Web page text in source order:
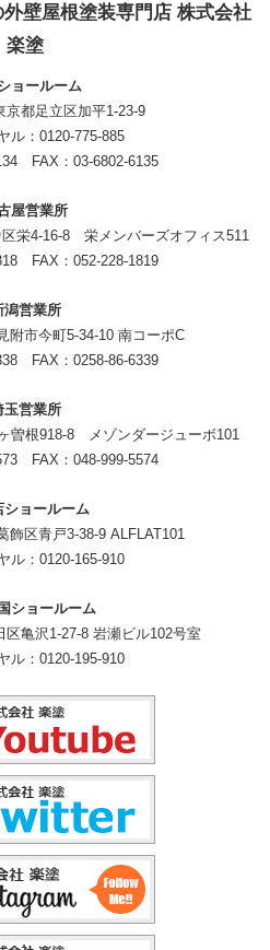
壁屋根塗装専門店 株式会社
楽塗
ョールーム
都足立区加平1-23-9
ル：0120-775-885
FAX：03-6802-6135
屋営業所
栄4-16-8 栄メンバーズオフィス511
FAX：052-228-1819
潟営業所
市今町5-34-10 南コーポC
FAX：0258-86-6339
玉営業所
曽根918-8 メゾンダージューボ101
FAX：048-999-5574
ショールーム
区青戸3-38-9 ALFLAT101
ル：0120-165-910
ショールーム
亀沢1-27-8 岩瀬ビル102号室
ル：0120-195-910